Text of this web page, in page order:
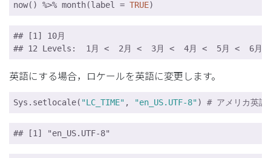
now() %>% month(label = TRUE)
## [1] 10月
## 12 Levels:  1月 <  2月 <  3月 <  4月 <  5月 <  6月
英語にする場合，ロケールを英語に変更します。
Sys.setlocale( "LC_TIME" , "en_US.UTF-8") # アメリカ英語
## [1] "en_US.UTF-8"